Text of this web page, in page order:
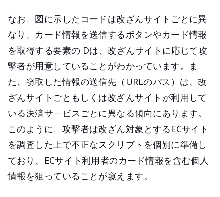
なお、図に示したコードは改ざんサイトごとに異
なり、カード情報を送信するボタンやカード情報
を取得する要素のIDは、改ざんサイトに応じて攻
撃者が用意していることがわかっています。ま
た、窃取した情報の送信先（URLのパス）は、改
ざんサイトごともしくは改ざんサイトが利用して
いる決済サービスごとに異なる傾向にあります。
このように、攻撃者は改ざん対象とするECサイト
を調査した上で不正なスクリプトを個別に準備し
ており、ECサイト利用者のカード情報を含む個人
情報を狙っていることが窺えます。